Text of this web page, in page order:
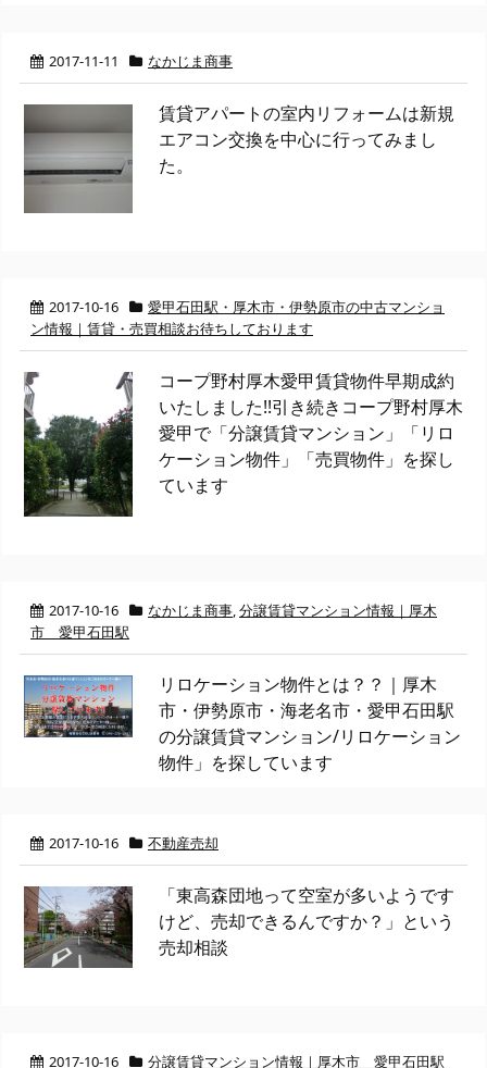
2017-11-11 なかじま商事
賃貸アパートの室内リフォームは新規
エアコン交換を中心に行ってみまし
た。
2017-10-16
愛甲石田駅・厚木市・伊勢原市の中古マンショ
ン情報｜賃貸・売買相談お待ちしております
コープ野村厚木愛甲賃貸物件早期成約
いたしました!!引き続きコープ野村厚木
愛甲で「分譲賃貸マンション」「リロ
ケーション物件」「売買物件」を探し
ています
2017-10-16 なかじま商事,分譲賃貸マンション情報｜厚木
市 愛甲石田駅
リロケーション物件とは？？｜厚木
市・伊勢原市・海老名市・愛甲石田駅
の分譲賃貸マンション/リロケーション
物件」を探しています
2017-10-16 不動産売却
「東高森団地って空室が多いようです
けど、売却できるんですか？」という
売却相談
2017-10-16 分譲賃貸マンション情報｜厚木市 愛甲石田駅